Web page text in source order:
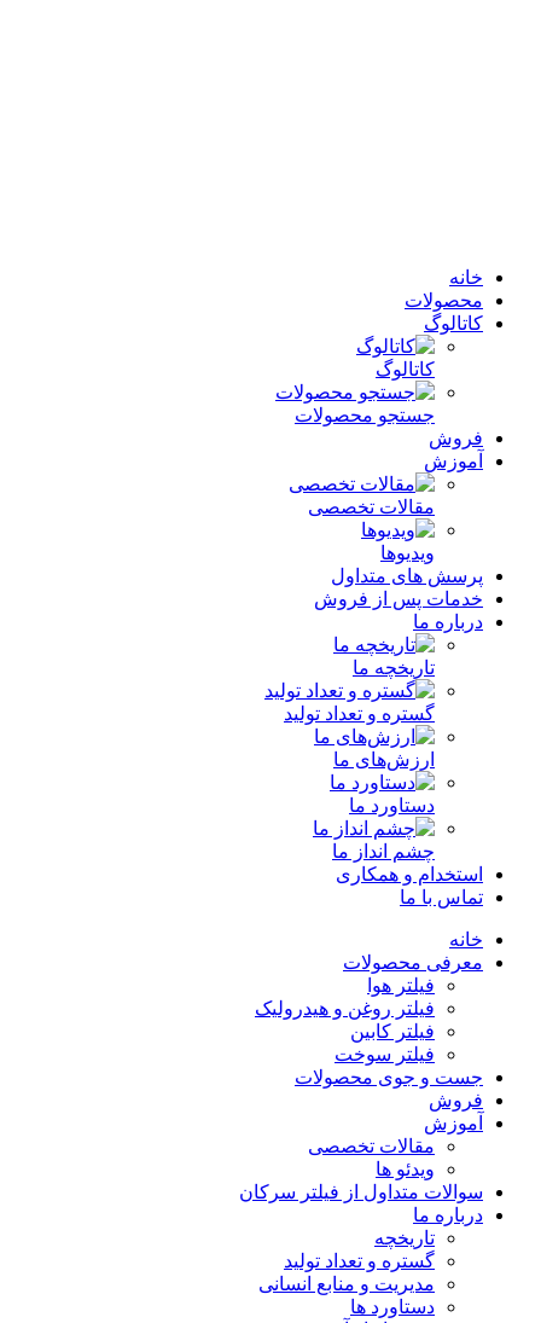
خانه
محصولات
کاتالوگ
کاتالوگ
جستجو محصولات
فروش
آموزش
مقالات تخصصی
ویدیوها
پرسش های متداول
خدمات پس از فروش
درباره ما
تاریخچه ما
گستره و تعداد تولید
ارزش‌های ما
دستاورد ما
چشم انداز ما
استخدام و همکاری
تماس با ما
خانه
معرفی محصولات
فیلتر هوا
فیلتر روغن و هیدرولیک
فیلتر کابین
فیلتر سوخت
جست و جوی محصولات
فروش
آموزش
مقالات تخصصی
ویدئو ها
سوالات متداول از فیلتر سرکان
درباره ما
تاریخچه
گستره و تعداد تولید
مدیریت و منابع انسانی
دستاورد ها